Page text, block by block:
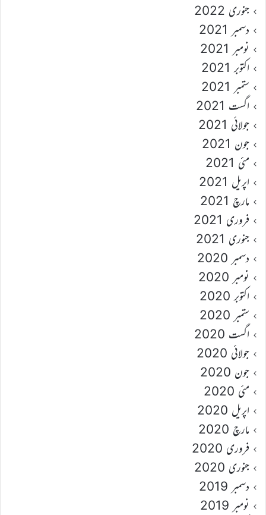
جنوری 2022
دسمبر 2021
نومبر 2021
اکتوبر 2021
ستمبر 2021
اگست 2021
جولائی 2021
جون 2021
مئی 2021
اپریل 2021
مارچ 2021
فروری 2021
جنوری 2021
دسمبر 2020
نومبر 2020
اکتوبر 2020
ستمبر 2020
اگست 2020
جولائی 2020
جون 2020
مئی 2020
اپریل 2020
مارچ 2020
فروری 2020
جنوری 2020
دسمبر 2019
نومبر 2019